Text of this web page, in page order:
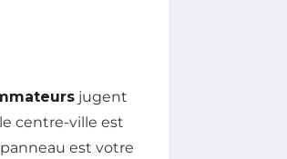
jugent
centre-ville est
est votre